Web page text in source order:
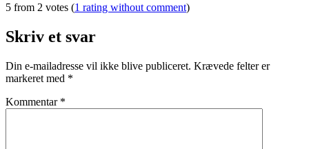
5 from 2 votes (1 rating without comment)
Skriv et svar
Din e-mailadresse vil ikke blive publiceret. Krævede felter er
markeret med *
Kommentar *